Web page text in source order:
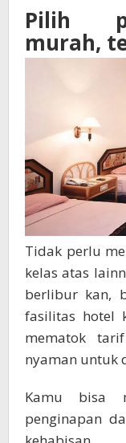
Pilih
murah,
Tidak perlu
kelas atas
berlibur kan,
fasilitas hotel
mematok
nyaman untuk
Kamu bisa
penginapan